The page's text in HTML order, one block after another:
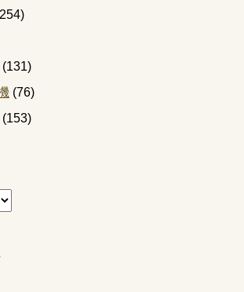
(131)
(76)
(153)